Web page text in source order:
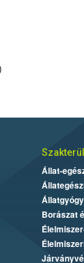
Állat-
Borászat